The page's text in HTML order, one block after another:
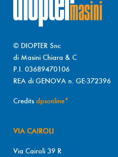
© DIOPTER Snc
di Masini Chiara & C
P.I. 03689470106
REA di GENOVA n. GE-372396
Credits dpsonline*
VIA CAIROLI
Via Cairoli 39 R